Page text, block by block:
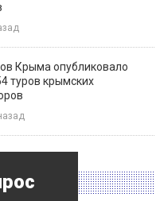
Крыма опубликовало
туров крымских